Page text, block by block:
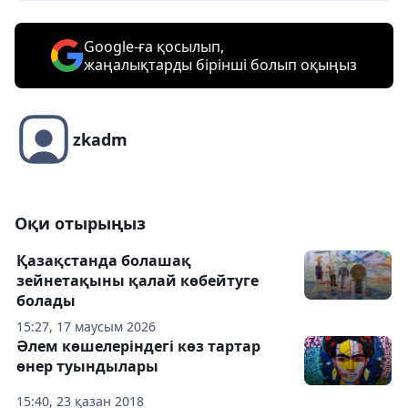
Google-ға қосылып,
жаңалықтарды бірінші болып оқыңыз
zkadm
Оқи отырыңыз
15:27, 17 маусым 2026
Қазақстанда болашақ
зейнетақыны қалай көбейтуге
болады
15:40, 23 қазан 2018
Әлем көшелеріндегі көз тартар
өнер туындылары